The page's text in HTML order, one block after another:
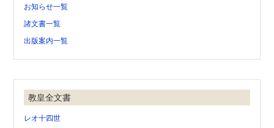
お知らせ一覧
諸文書一覧
出版案内一覧
教皇全文書
レオ十四世